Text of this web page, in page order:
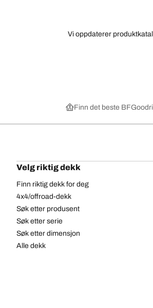
Vi oppdaterer
Finn det beste
Velg riktig dekk
Finn riktig dekk for deg
4x4/offroad-dekk
Søk etter produsent
Søk etter serie
Søk etter dimensjon
Alle dekk